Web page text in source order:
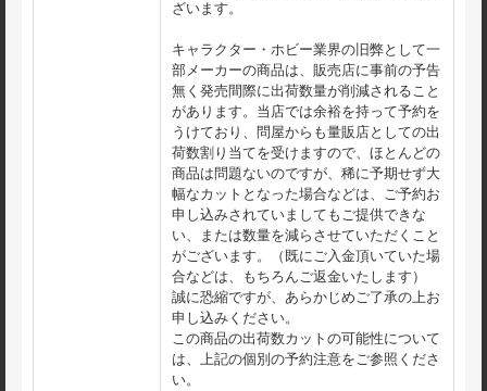
ざいます。
キャラクター・ホビー業界の旧弊として一
部メーカーの商品は、販売店に事前の予告
無く発売間際に出荷数量が削減されること
があります。当店では余裕を持って予約を
うけており、問屋からも量販店としての出
荷数割り当てを受けますので、ほとんどの
商品は問題ないのですが、稀に予期せず大
幅なカットとなった場合などは、ご予約お
申し込みされていましてもご提供できな
い、または数量を減らさせていただくこと
がございます。（既にご入金頂いていた場
合などは、もちろんご返金いたします）
誠に恐縮ですが、あらかじめご了承の上お
申し込みください。
この商品の出荷数カットの可能性について
は、上記の個別の予約注意をご参照くださ
い。